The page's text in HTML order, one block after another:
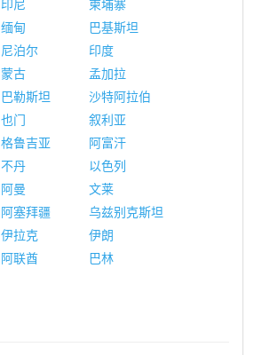
印尼
柬埔寨
缅甸
巴基斯坦
尼泊尔
印度
蒙古
孟加拉
巴勒斯坦
沙特阿拉伯
也门
叙利亚
格鲁吉亚
阿富汗
不丹
以色列
阿曼
文莱
阿塞拜疆
乌兹别克斯坦
伊拉克
伊朗
阿联酋
巴林